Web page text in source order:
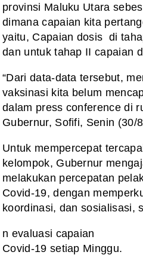
provinsi Maluku Utara
dimana capaian kita
yaitu, Capaian dosis di
dan untuktahap II capaian
“Dari data-data tersebut,
vaksinasi kita belum
dalam press conference di
Gubernur, Sofifi, Senin (30/
Untuk mempercepat
kelompok, Gubernur
melakukan percepatan
Covid-19, dengan
koordinasi, dan sosialisasi,
n evaluasi capaian
Covid-19 setiap Minggu.